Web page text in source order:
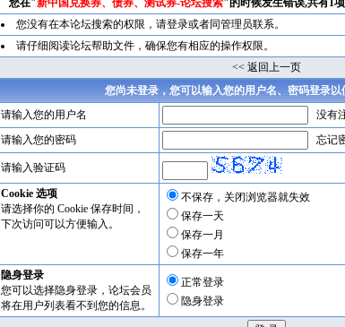
您在"新中国兑换券、债券、测试券-论坛搜索"的时候发生错误,共有1
您没有在本论坛搜索的权限，请登录或者同管理员联系。
请仔细阅读论坛帮助文件，确保您有相应的操作权限。
<< 返回上一页
您尚未登录，您可以输入您的用户名、密码登录
请输入您的用户名
没有
请输入您的密码
忘记
请输入验证码
Cookie 选项
请选择你的 Cookie 保存时间，
下次访问可以方便输入。
不保存，关闭浏览器就失效
保存一天
保存一月
保存一年
隐身登录
您可以选择隐身登录，论坛会员
将在用户列表看不到您的信息。
正常登录
隐身登录